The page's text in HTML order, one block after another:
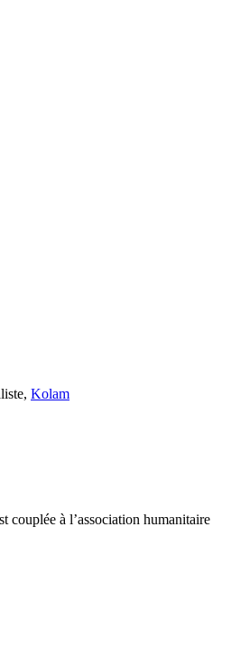
Kolam
couplée à l’association humanitaire